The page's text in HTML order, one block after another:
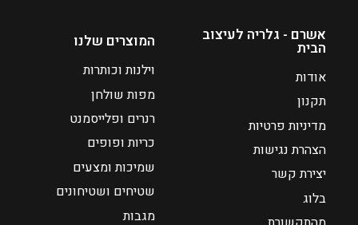
המוצרים שלנו
וילנות וכותרות
מפות שולחן
רנרים ופלייסמנט
כריות ופופים
שמיכות ומצעים
שטיחים ושטיחונים
מגבות
אשרם - גלריה לעיצוב
הבית
אודות
תקנון
מדיניות פרטיות
הצהרת נגישות
יצירת קשר
בלוג